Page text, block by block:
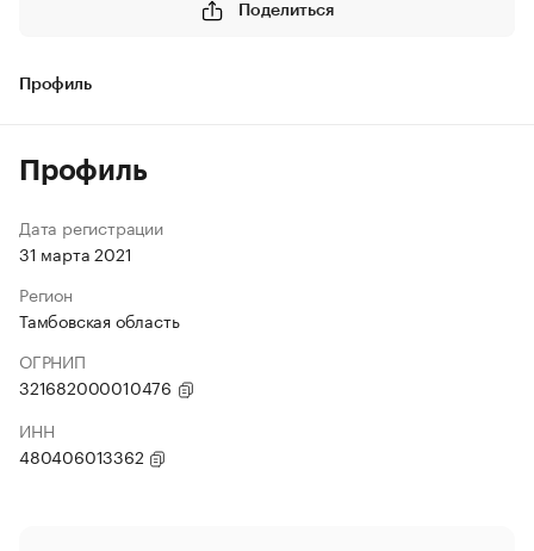
Поделиться
Профиль
Профиль
Дата регистрации
31 марта 2021
Регион
Тамбовская область
ОГРНИП
321682000010476
ИНН
480406013362